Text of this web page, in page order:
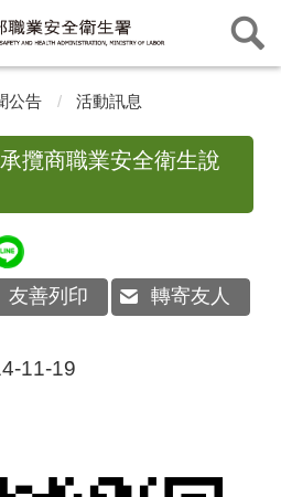
公告 活動訊息
攬商職業安全衛生說
友善列印 轉寄友人
11-19